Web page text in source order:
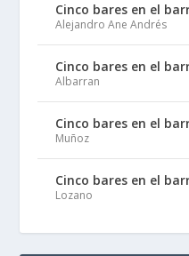
Cinco bares en el
Alejandro Ane Andrés
Cinco bares en el
Albarran
Cinco bares en el
Muñoz
Cinco bares en el
Lozano